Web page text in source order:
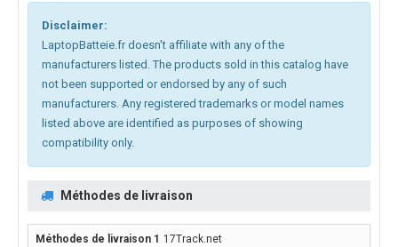
Disclaimer:
LaptopBatteie.fr doesn't affiliate with any of the
manufacturers listed. The products sold in this catalog have
not been supported or endorsed by any of such
manufacturers. Any registered trademarks or model names
listed above are identified as purposes of showing
compatibility only.
Méthodes de livraison
17Track.net